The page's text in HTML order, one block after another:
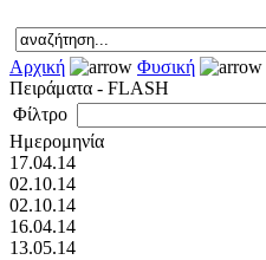
Αρχική Φυσική
Πειράματα - FLASH
Φίλτρο
Ημερομηνία
17.04.14
02.10.14
02.10.14
16.04.14
13.05.14